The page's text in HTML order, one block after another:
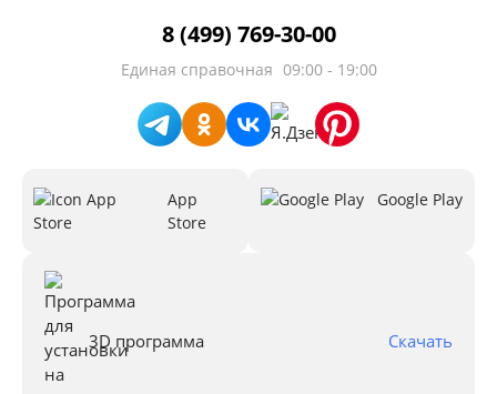
8 (499) 769-30-00
Единая справочная 09:00 - 19:00
App
Store
Google Play
3D программа Скачать